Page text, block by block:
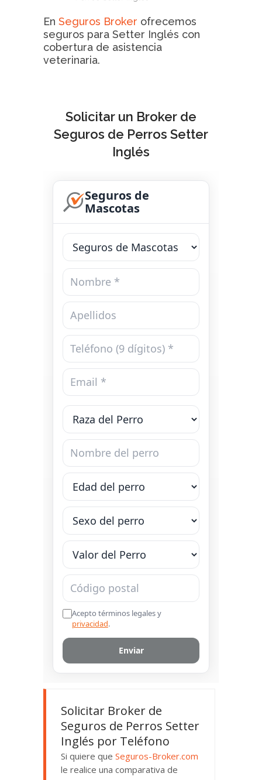
En Seguros Broker ofrecemos
seguros para Setter Inglés con
cobertura de asistencia
veterinaria.
Solicitar un Broker de
Seguros de Perros Setter
Inglés
Solicitar Broker de
Seguros de Perros Setter
Inglés por Teléfono
Si quiere que Seguros-Broker.com
le realice una comparativa de